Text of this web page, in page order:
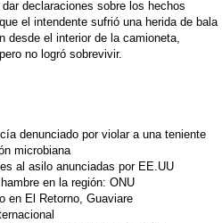
declaraciones sobre los hechos
el intendente sufrió una herida de bala
desde el interior de la camioneta,
no logró sobrevivir.
denunciado por violar a una teniente
microbiana
al asilo anunciadas por EE.UU
en la región: ONU
en El Retorno, Guaviare